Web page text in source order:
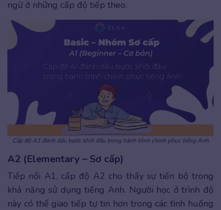
ngữ ở những cấp độ tiếp theo.
Cấp độ A1 đánh dấu bước khởi đầu trong hành trình chinh phục tiếng Anh
A2 (Elementary – Sơ cấp)
Tiếp nối A1, cấp độ A2 cho thấy sự tiến bộ trong
khả năng sử dụng tiếng Anh. Người học ở trình độ
này có thể giao tiếp tự tin hơn trong các tình huống